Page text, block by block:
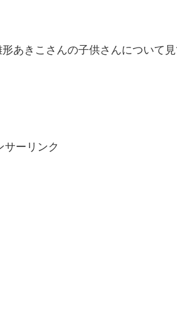
あきこさんの子供さんについて見
サーリンク